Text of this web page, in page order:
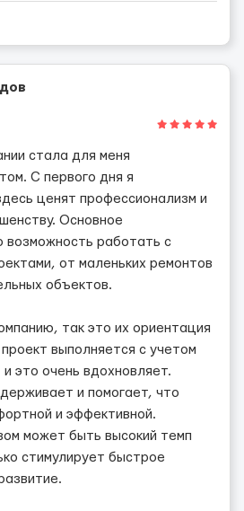
стала для меня
С первого дня я
ценят профессионализм и
Основное
возможность работать с
от маленьких ремонтов
объектов.
так это их ориентация
выполняется с учетом
это очень вдохновляет.
и помогает, что
и эффективной.
может быть высокий темп
стимулирует быстрое